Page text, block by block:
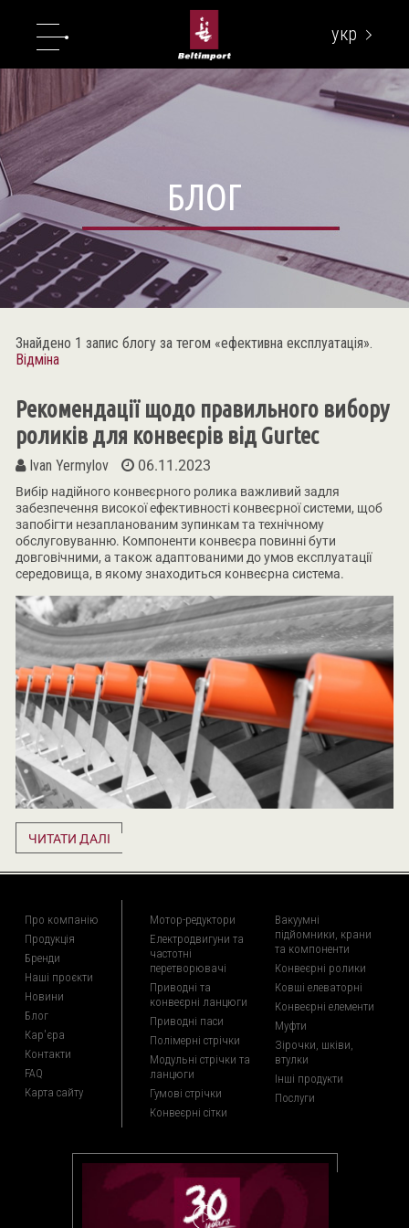
укр
БЛОГ
Знайдено 1 запис блогу за тегом «ефективна експлуатація».
Відміна
Рекомендації щодо правильного вибору
роликів для конвеєрів від Gurtec
Ivan Yermylov 06.11.2023
Вибір надійного конвеєрного ролика важливий задля
забезпечення високої ефективності конвеєрної системи, щоб
запобігти незапланованим зупинкам та технічному
обслуговуванню. Компоненти конвеєра повинні бути
довговічними, а також адаптованими до умов експлуатації
середовища, в якому знаходиться конвеєрна система.
ЧИТАТИ ДАЛІ
Про компанію
Продукція
Бренди
Наші проєкти
Новини
Блог
Кар'єра
Контакти
FAQ
Карта сайту
Мотор-редуктори
Електродвигуни та
частотні
перетворювачі
Приводні та
конвеєрні ланцюги
Приводні паси
Полімерні стрічки
Модульні стрічки та
ланцюги
Гумові стрічки
Конвеєрні сітки
Вакуумні
підйомники, крани
та компоненти
Конвеєрні ролики
Ковші елеваторні
Конвеєрні елементи
Муфти
Зірочки, шківи,
втулки
Інші продукти
Послуги